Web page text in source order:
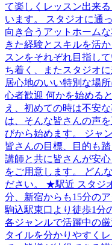
て楽しくレッスン出来
います。 スタジオに通
向き合うアットホーム
きた経験とスキルを活
スンをそれぞれ目指し
ち着く、またスタジオ
居心地のいい特別な場
心者歓迎 何かを始める
え、初めての時は不安
は、そんな皆さんの声
びから始めます。 ジャ
皆さんの目標、目的も
講師と共に皆さんが安
をご用意します。 どん
ださい。 ★駅近 スタジ
分、新宿からも15分の
駒込駅東口より徒歩1分
各ジャンルで活躍中の
タイルを分かりやすく